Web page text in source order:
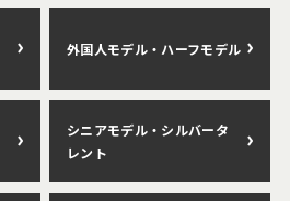
外国人モデル・ハーフモデル
シニアモデル・シルバータ
レント